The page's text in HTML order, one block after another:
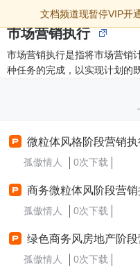
文档频道现暂停VIP开
市场营销执行
市场营销执行是指将市场营销
种任务的完成，以实现计划的
微粒体风格阶段营销
孤傲情人 0次下载
商务微粒体风阶段营
孤傲情人 0次下载
绿色商务风房地产阶
孤傲情人 0次下载